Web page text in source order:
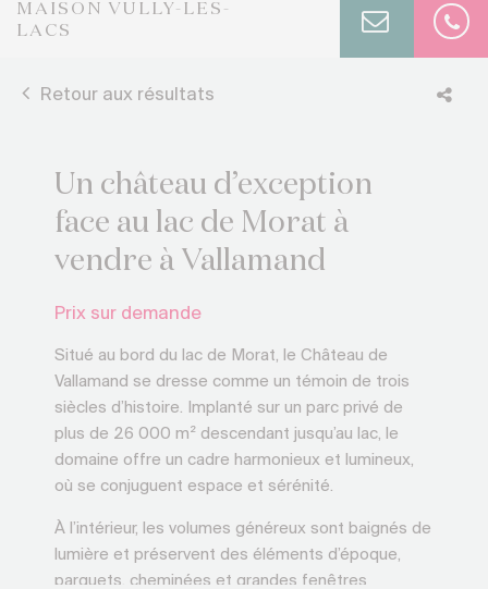
MAISON VULLY-LES-
LACS
Retour aux résultats
Un château d’exception
face au lac de Morat à
vendre à Vallamand
Prix sur demande
Situé au bord du lac de Morat, le Château de
Vallamand se dresse comme un témoin de trois
siècles d’histoire. Implanté sur un parc privé de
plus de 26 000 m² descendant jusqu’au lac, le
domaine offre un cadre harmonieux et lumineux,
où se conjuguent espace et sérénité.
À l’intérieur, les volumes généreux sont baignés de
lumière et préservent des éléments d’époque,
parquets, cheminées et grandes fenêtres